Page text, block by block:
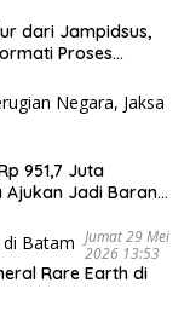
dari Jampidsus,
Proses
951,7 Juta
Ajukan Jadi Barang
Jumat 29 Mei
2026 13:53
Rare Earth di